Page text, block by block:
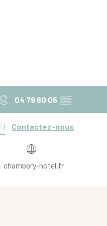
04 79 60 05 ▒▒
Contactez-nous
chambery-hotel.fr